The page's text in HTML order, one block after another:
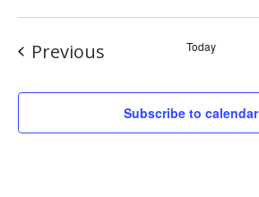
PreviousEvents Today
Subscribe to calendar